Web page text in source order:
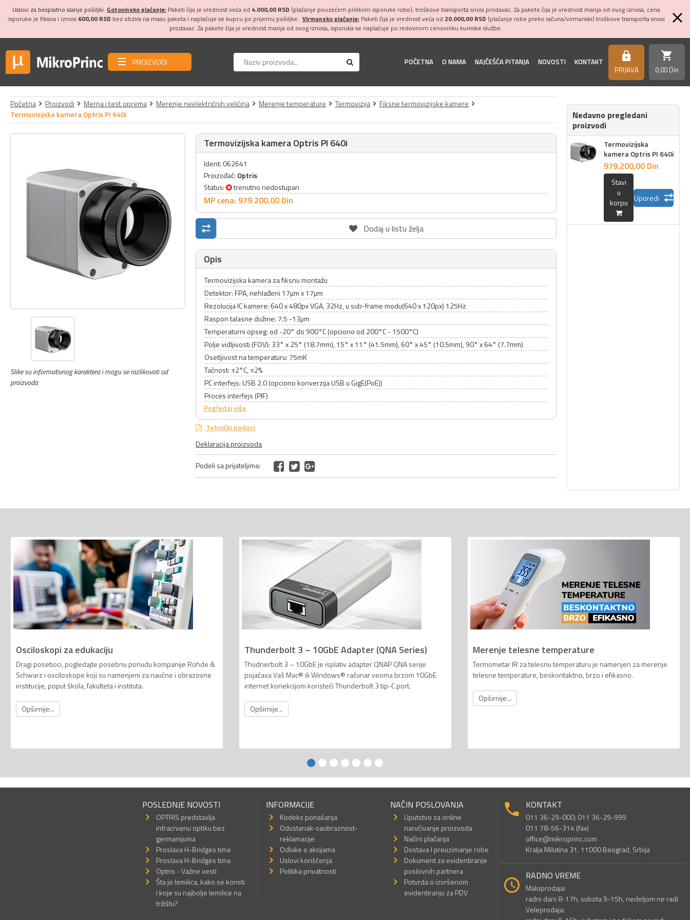
Uslovi za besplatno slanje pošiljki: Gotovinsko plaćanje: Paketi čija je vrednost veća od 4.000,00 RSD (plaćanje pouzećem prilikom isporuke robe), troškove transporta snosi prodavac. Za pakete čija je vrednost manja od ovog iznosa, cena
isporuke je fiksna i iznosi 600,00 RSD bez obzira na masu paketa i naplaćuje se kupcu po prijemu pošiljke. Virmansko plaćanje:Paketi čija je vrednost veća od 20.000,00 RSD (plaćanje robe preko računa/virmanski) troškove transporta snosi
prodavac. Za pakete čija je vrednost manja od ovog iznosa, isporuka se naplaćuje po redovnom cenovniku kurirske službe.
PROIZVODI POČETNA O NAMA NAJČEŠĆA PITANJA NOVOSTI KONTAKT https
PRIJAVA
shopping_cart
0,00 Din
Početna Proizvodi Merna i test oprema Merenje neelektričnih veličina Merenje temperature Termovizija
Fiksne termovizijske kamere
Termovizijska kamera Optris PI 640i
Slike su informativnog karaktera i mogu se razlikovati od
proizvoda
Termovizijska kamera Optris PI 640i
Ident: 062641
Proizođač: Optris
Status:
trenutno nedostupan
MP cena: 979.200,00 Din
Dodaj u listu želja
Opis
Termovizijska kamera za fiksnu montažu
Detektor: FPA, nehlađeni 17µm x 17µm
Rezolucija IC kamere: 640 x 480px VGA, 32Hz, u sub-frame modu(640 x 120px) 125Hz
Raspon talasne dužine: 7.5 -13µm
Temperaturni opseg: od -20° do 900°C (opciono od 200°C - 1500°C)
Polje vidljivosti (FOV): 33° x 25° (18.7mm), 15° x 11° (41.5mm), 60° x 45° (10.5mm), 90° x 64° (7.7mm)
Osetljivost na temperaturu: 75mK
Tačnost: ±2°C, ±2%
PC interfejs: USB 2.0 (opciono konverzija USB u GigE(PoE))
Proces interfejs (PIF)
Pogledaj više
Tehnički podaci
Deklaracija proizvoda
Podeli sa prijateljima:
Nedavno pregledani
proizvodi
Termovizijska
kamera Optris PI 640i
979.200,00 Din
Stavi
u
korpu
Uporedi
Osciloskopi za edukaciju
Dragi posetioci, pogledajte posebnu ponudu kompanije Rohde &
Schwarz i osciloskope koji su namenjeni za naučne i obrazovne
institucije, poput škola, fakulteta i instituta.
Opširnije...
Thunderbolt 3 – 10GbE Adapter (QNA Series)
Thudnerbolt 3 – 10GbE je isplativ adapter QNAP QNA serije
pojačava Vaš Mac® ili Windows® računar veoma brzom 10GbE
internet konekcijom koristeći Thunderbolt 3 tip-C port.
Opširnije...
Merenje telesne temperature
Termometar IR za telesnu temperaturu je namenjen za merenje
telesne temperature, beskontaktno, brzo i efikasno.
Opširnije...
POSLEDNJE NOVOSTI
OPTRIS predstavlja
infracrvenu optiku bez
germanijuma
Proslava H-Bridges tima
Proslava H-Bridges tima
Optris - Važne vesti
Šta je lemilica, kako se koristi
i koje su najbolje lemilice na
tržištu?
INFORMACIJE
Kodeks ponašanja
Odustanak-saobraznost-
reklamacije
Odluke o akcijama
Uslovi korišćenja
Politika privatnosti
NAČIN POSLOVANJA
Uputstvo za online
naručivanje proizvoda
Načini plaćanja
Dostava I preuzimanje robe
Dokument za evidentiranje
poslovnih partnera
Potvrda o izvršenom
evidentiranju za PDV
KONTAKT
011 36-29-000; 011 36-29-999
011 78-56-314 (fax)
office@mikroprinc.com
Kralja Milutina 31, 11000 Beograd, Srbija
RADNO VREME
Maloprodaja:
radni dani 8-17h, subota 9-15h, nedeljom ne radi
Veleprodaja: